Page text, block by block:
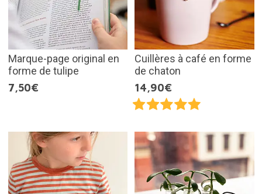
Marque-page original en
forme de tulipe
7,50€
Cuillères à café en forme
de chaton
14,90€